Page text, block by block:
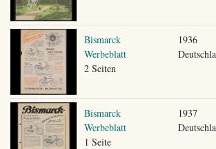
Bismarck
Werbeblatt
2 Seiten
1936
Bismarck
Werbeblatt
1 Seite
1937